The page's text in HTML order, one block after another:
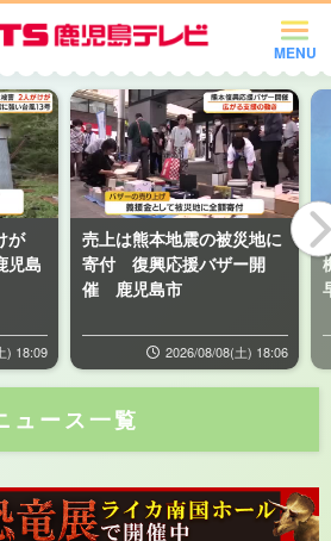
MENU
が
児島
) 18:09
売上は熊本地震の被災地に
寄付 復興応援バザー開
催 鹿児島市
2026/08/08(土) 18:06
ュース一覧